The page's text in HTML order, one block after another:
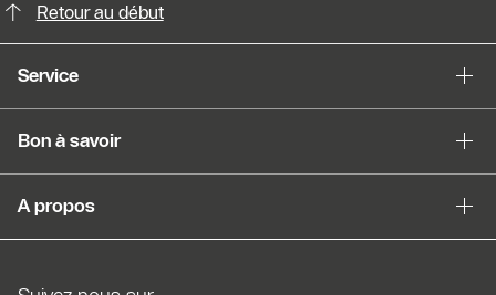
Slider Cest une galerie dimages
Retour au début
Service
Bon à savoir
A propos